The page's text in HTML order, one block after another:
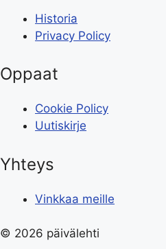
Historia
Privacy Policy
Oppaat
Cookie Policy
Uutiskirje
Yhteys
Vinkkaa meille
© 2026 päivälehti